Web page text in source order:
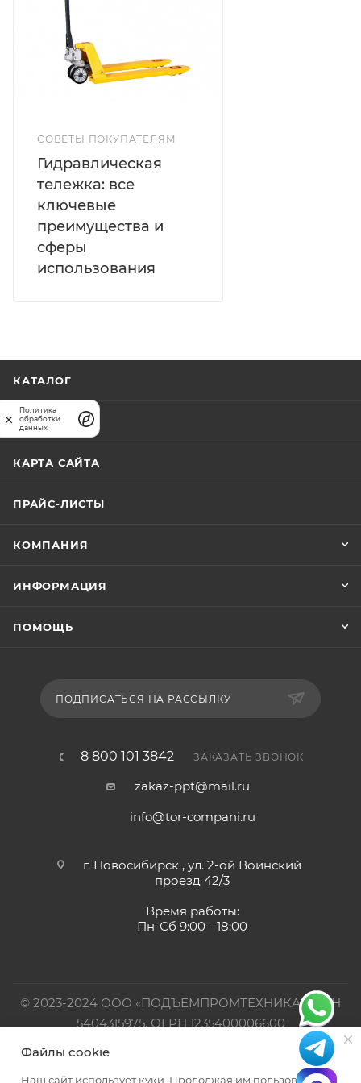
СОВЕТЫ ПОКУПАТЕЛЯМ
Гидравлическая
тележка: все
ключевые
преимущества и
сферы
использования
КАТАЛОГ
АКЦИИ
КАРТА САЙТА
ПРАЙС-ЛИСТЫ
КОМПАНИЯ
ИНФОРМАЦИЯ
ПОМОЩЬ
ПОДПИСАТЬСЯ НА РАССЫЛКУ
8 800 101 3842 ЗАКАЗАТЬ ЗВОНОК
zakaz-ppt@mail.ru
info@tor-compani.ru
г. Новосибирск , ул. 2-ой Воинский
проезд 42/3
Время работы:
Пн-Сб 9:00 - 18:00
© 2023-2024 ООО «ПОДЪЕМПРОМТЕХНИКА». ИНН
5404315975, ОГРН 1235400006600
Официальный представитель TOR INDUSTRIES
Файлы cookie
Наш сайт использует куки. Продолжая им пользоваться,
Политика
обработки
данных